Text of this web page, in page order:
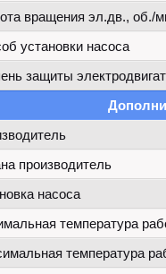
вращения эл.дв., об./
установки насоса
защиты
производитель
насоса
температура
температура